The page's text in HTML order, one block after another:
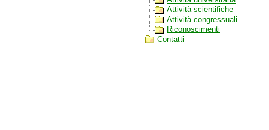
Attività scientifiche
Attività congressuali
Riconoscimenti
Contatti